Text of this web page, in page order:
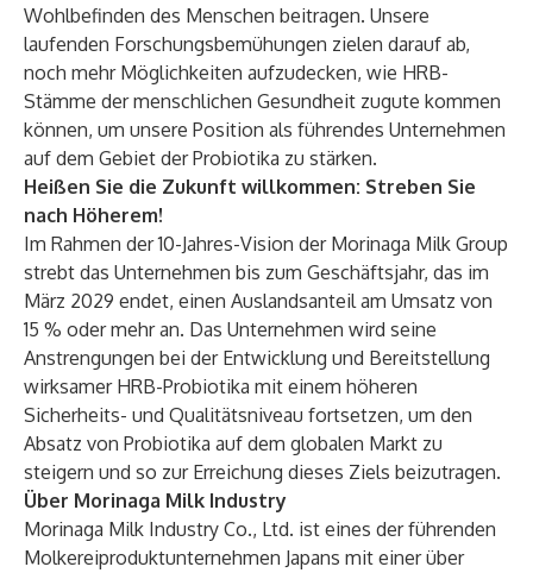
Wohlbefinden des Menschen beitragen. Unsere
laufenden Forschungsbemühungen zielen darauf ab,
noch mehr Möglichkeiten aufzudecken, wie HRB-
Stämme der menschlichen Gesundheit zugute kommen
können, um unsere Position als führendes Unternehmen
auf dem Gebiet der Probiotika zu stärken.
Heißen Sie die Zukunft willkommen: Streben Sie
nach Höherem!
Im Rahmen der 10-Jahres-Vision der Morinaga Milk Group
strebt das Unternehmen bis zum Geschäftsjahr, das im
März 2029 endet, einen Auslandsanteil am Umsatz von
15 % oder mehr an. Das Unternehmen wird seine
Anstrengungen bei der Entwicklung und Bereitstellung
wirksamer HRB-Probiotika mit einem höheren
Sicherheits- und Qualitätsniveau fortsetzen, um den
Absatz von Probiotika auf dem globalen Markt zu
steigern und so zur Erreichung dieses Ziels beizutragen.
Über Morinaga Milk Industry
Morinaga Milk Industry Co., Ltd. ist eines der führenden
Molkereiproduktunternehmen Japans mit einer über